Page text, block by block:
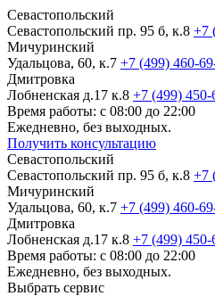
Севастопольский
Севастопольский пр. 95 б, к.8 +7
Мичуринский
Удальцова, 60, к.7 +7 (499) 460-
Дмитровка
Лобненская д.17 к.8 +7 (499) 450-
Время работы: с 08:00 до 22:00
Ежедневно, без выходных.
Получить консультацию
Севастопольский
Севастопольский пр. 95 б, к.8 +7
Мичуринский
Удальцова, 60, к.7 +7 (499) 460-
Дмитровка
Лобненская д.17 к.8 +7 (499) 450-
Время работы: с 08:00 до 22:00
Ежедневно, без выходных.
Выбрать сервис